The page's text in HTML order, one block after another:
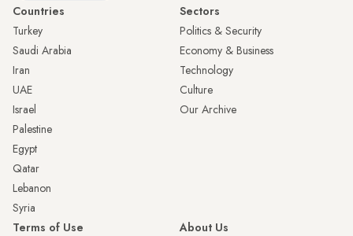
Countries
Turkey
Saudi Arabia
Iran
UAE
Israel
Palestine
Egypt
Qatar
Lebanon
Syria
Sectors
Politics & Security
Economy & Business
Technology
Culture
Our Archive
Terms of Use
About Us